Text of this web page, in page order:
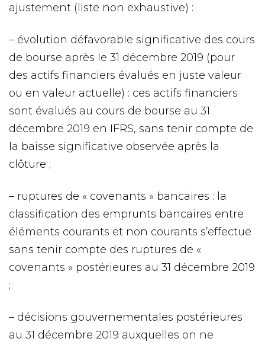
ajustement (liste non exhaustive) :
– évolution défavorable significative des cours
de bourse après le 31 décembre 2019 (pour
des actifs financiers évalués en juste valeur
ou en valeur actuelle) : ces actifs financiers
sont évalués au cours de bourse au 31
décembre 2019 en IFRS, sans tenir compte de
la baisse significative observée après la
clôture ;
– ruptures de « covenants » bancaires : la
classification des emprunts bancaires entre
éléments courants et non courants s’effectue
sans tenir compte des ruptures de «
covenants » postérieures au 31 décembre 2019
;
– décisions gouvernementales postérieures
au 31 décembre 2019 auxquelles on ne